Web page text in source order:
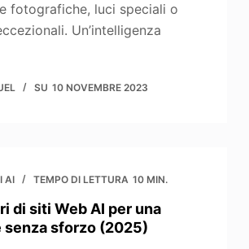
fotografiche, luci speciali o
Un’intelligenza
SU 10 NOVEMBRE 2023
AI TEMPO DI LETTURA 10 MIN.
di siti Web AI per una
senza sforzo (2025)